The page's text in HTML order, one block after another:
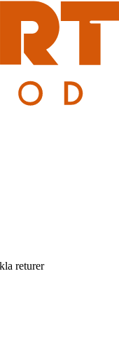
returer